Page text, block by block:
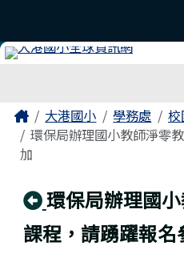
主內容區域
Home大港國小 學務處
環保局辦理國小教師淨零
加
回上頁
環保局辦理國
課程，請踴躍報名
頁尾區域